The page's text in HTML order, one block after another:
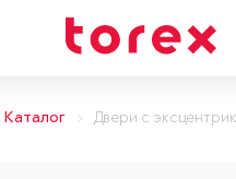
Каталог Двери с